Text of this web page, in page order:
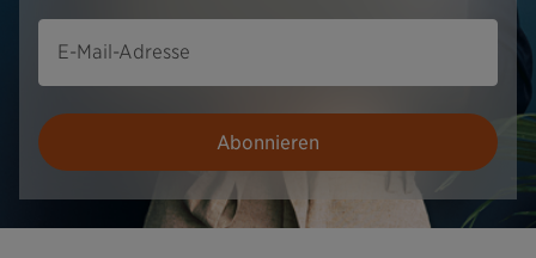
E-Mail-Adresse
Abonnieren